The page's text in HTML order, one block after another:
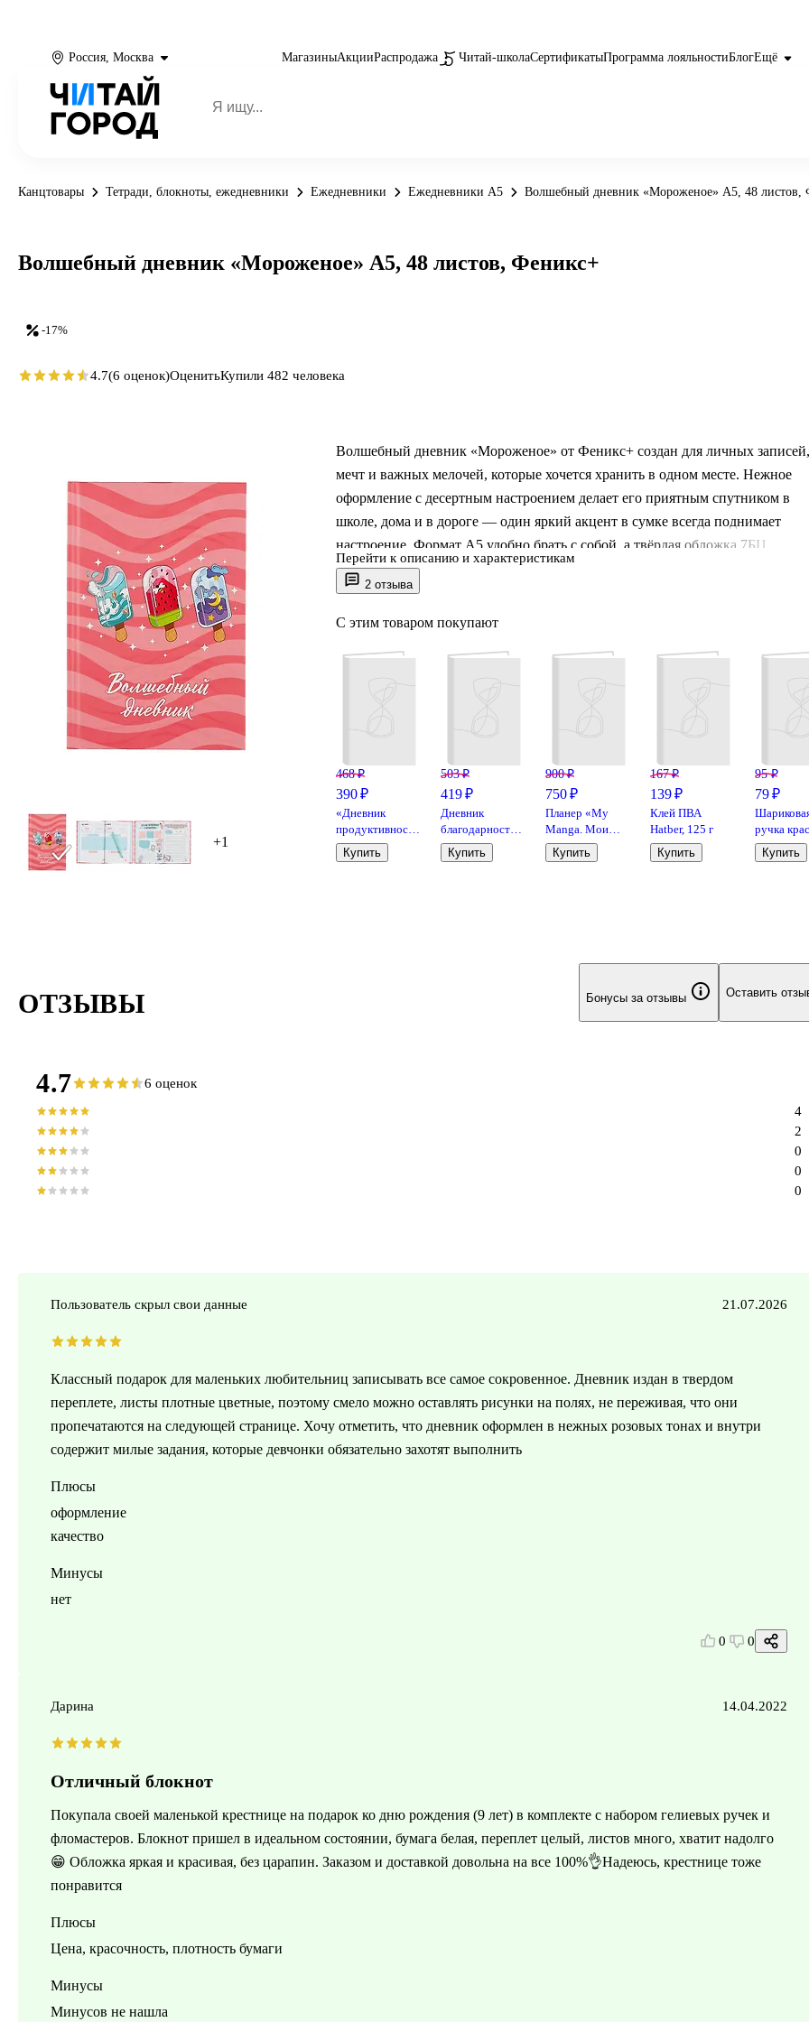
Россия, Москва МагазиныАкцииРаспродажа Читай-школаСертификатыПрограмма лояльностиБлогЕщё
Канцтовары Тетради, блокноты, ежедневники Ежедневники Ежедневники А5 Волшебный дневник «Мороженое» А5, 48 листов,
+1
2 отзыва
Волшебный дневник «Мороженое» от Феникс+ создан для личных записей,
мечт и важных мелочей, которые хочется хранить в одном месте. Нежное
оформление с десертным настроением делает его приятным спутником в
школе, дома и в дороге — один яркий акцент в сумке всегда поднимает
настроение. Формат А5 удобно брать с собой, а твёрдая обложка 7БЦ
защищает страницы от замятий. Матовая ламинация приятна на ощупь и
меньше собирает следы, а УФ-лак подчёркивает детали рисунка. Обложка из
ламинированного картона рассчитана на ежедневное использование.
Перейти к описанию и характеристикам
С этим товаром покупают
468 ₽
390 ₽
«Дневник
продуктивности
10 минут в
день», 72 листа,
Купить
503 ₽
419 ₽
Дневник
благодарности.
90 дней,
которые станут
Купить
900 ₽
750 ₽
Планер «My
Manga. Мои
цели, мои планы,
мои мечты», 88
Купить
167 ₽
139 ₽
Клей ПВА
Hatber, 125 г
Купить
95 ₽
79 ₽
ручка
0,5 мм,
Купить
-17%
Волшебный дневник «Мороженое» А5, 48 листов, Феникс+
4.7(6 оценок)ОценитьКупили 482 человека
ОТЗЫВЫ Бонусы за отзывы Оставить
4.7 6 оценок
0
0
0
2
4
Пользователь скрыл свои данные 21.07.2026
Классный подарок для маленьких любительниц записывать все самое сокровенное. Дневник издан в твердом
переплете, листы плотные цветные, поэтому смело можно оставлять рисунки на полях, не переживая, что они
пропечатаются на следующей странице. Хочу отметить, что дневник оформлен в нежных розовых тонах и внутри
содержит милые задания, которые девчонки обязательно захотят выполнить
Плюсы
оформление
качество
Минусы
нет
0 0
Дарина 14.04.2022
Отличный блокнот
Покупала своей маленькой крестнице на подарок ко дню рождения (9 лет) в комплекте с набором гелиевых ручек и
фломастеров. Блокнот пришел в идеальном состоянии, бумага белая, переплет целый, листов много, хватит надолго
😁 Обложка яркая и красивая, без царапин. Заказом и доставкой довольна на все 100%👌Надеюсь, крестнице тоже
понравится
Плюсы
Цена, красочность, плотность бумаги
Минусы
Минусов не нашла